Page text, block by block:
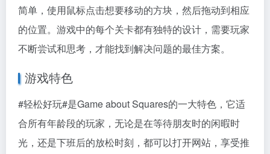
简单，使用鼠标点击想要移动的方块，然后拖动到相应
的位置。游戏中的每个关卡都有独特的设计，需要玩家
不断尝试和思考，才能找到解决问题的最佳方案。
游戏特色
#轻松好玩#是Game about Squares的一大特色，它适
合所有年龄段的玩家，无论是在等待朋友时的闲暇时
光，还是下班后的放松时刻，都可以打开网站，享受推